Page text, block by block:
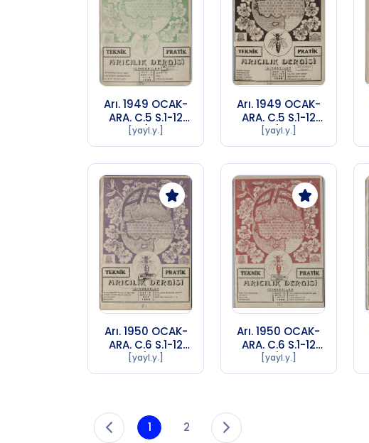
Arı. 1949 OCAK-
ARA. C.5 S.1-12
Sayı 10 (1956 SA
72)
[yayl.y.]
Arı. 1949 OCAK-
ARA. C.5 S.1-12
Sayı 11 (1956 SA
72)
[yayl.y.]
Arı. 1950 OCAK-
ARA. C.6 S.1-12
Sayı 5 (1956 SA
72)
[yayl.y.]
Arı. 1950 OCAK-
ARA. C.6 S.1-12
Sayı 6 (1956 SA
72)
[yayl.y.]
1 2